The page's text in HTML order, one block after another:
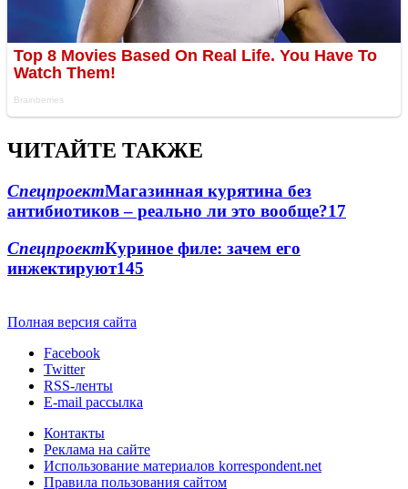
ЧИТАЙТЕ ТАКЖЕ
СпецпроектМагазинная курятина без
антибиотиков – реально ли это вообще?17
СпецпроектКуриное филе: зачем его
инжектируют145
Полная версия сайта
Facebook
Twitter
RSS-ленты
E-mail рассылка
Контакты
Реклама на сайте
Использование материалов korrespondent.net
Правила пользования сайтом